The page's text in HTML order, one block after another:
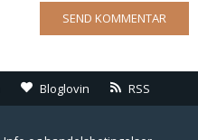
Bloglovin RSS